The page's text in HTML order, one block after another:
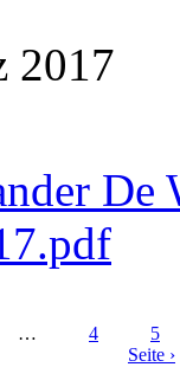
2017
… 4
5
Seite ›